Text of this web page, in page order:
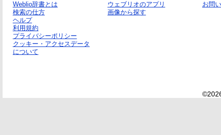
Weblio辞書とは
検索の仕方
ヘルプ
利用規約
プライバシーポリシー
クッキー・アクセスデータ
について
ウェブリオのアプリ
画像から探す
お問